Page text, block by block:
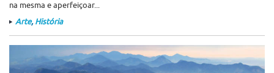
na mesma e aperfeiçoar...
Arte, História